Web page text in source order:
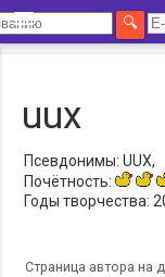
uux
Псевдонимы: UUX,
Почётность:
Годы творчества:
Страница автора на